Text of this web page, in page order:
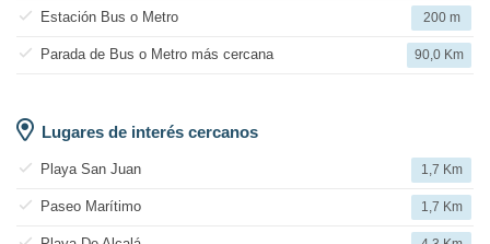
Estación Bus o Metro 200 m
Parada de Bus o Metro más cercana 90,0 Km
Lugares de interés cercanos
Playa San Juan 1,7 Km
Paseo Marítimo 1,7 Km